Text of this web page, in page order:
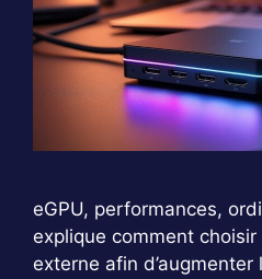
eGPU, performances,
explique comment
externe afin d’augmenter